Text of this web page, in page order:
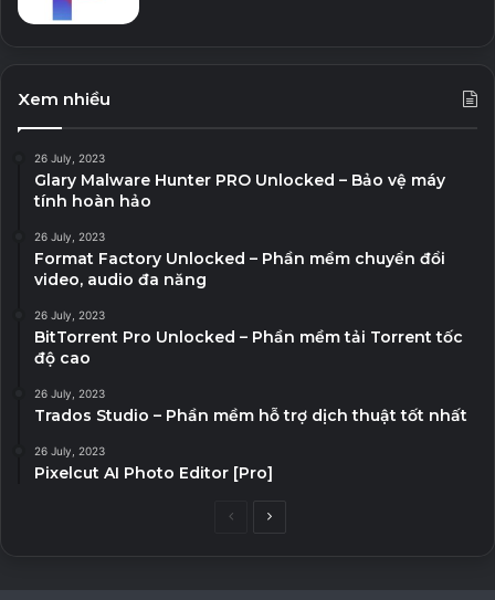
Xem nhiều
26 July, 2023
Glary Malware Hunter PRO Unlocked – Bảo vệ máy
tính hoàn hảo
26 July, 2023
Format Factory Unlocked – Phần mềm chuyển đổi
video, audio đa năng
26 July, 2023
BitTorrent Pro Unlocked – Phần mềm tải Torrent tốc
độ cao
26 July, 2023
Trados Studio – Phần mềm hỗ trợ dịch thuật tốt nhất
26 July, 2023
Pixelcut AI Photo Editor [Pro]
PreviousNext